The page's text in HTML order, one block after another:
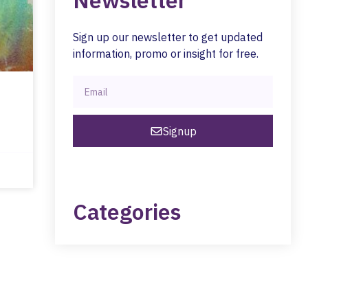
Sign up our newsletter to get updated
information, promo or insight for free.
Signup
Categories